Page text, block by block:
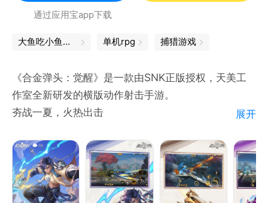
通过应用宝app下载
大鱼吃小鱼下载 单机rpg 捕猎游戏
《合金弹头：觉醒》是一款由SNK正版授权，天美工
作室全新研发的横版动作射击手游。
夯战一夏，火热出击
①新英雄----燕然
他摒弃捷径，将千万次挥枪化作守护队友的坚盾与利
刃，誓用汗水铸就属于自己的传说。
展开